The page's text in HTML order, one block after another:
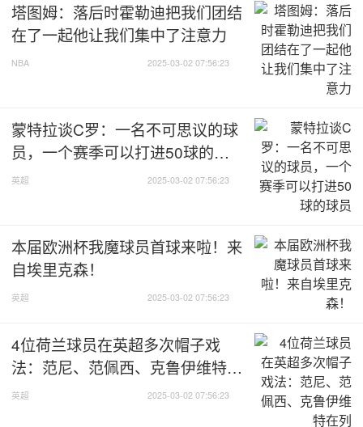
塔图姆：落后时霍勒迪把我们团结
在了一起他让我们集中了注意力
NBA 2025-03-02 07:56:23
蒙特拉谈C罗：一名不可思议的球
员，一个赛季可以打进50球的球
员
英超 2025-03-02 07:56:23
本届欧洲杯我魔球员首球来啦！来
自埃里克森！
英超 2025-03-02 07:56:23
4位荷兰球员在英超多次帽子戏
法：范尼、范佩西、克鲁伊维特在
列
英超 2025-03-02 07:56:23